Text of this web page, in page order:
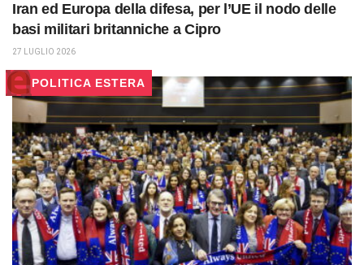
Iran ed Europa della difesa, per l’UE il nodo delle
basi militari britanniche a Cipro
27 LUGLIO 2026
POLITICA ESTERA